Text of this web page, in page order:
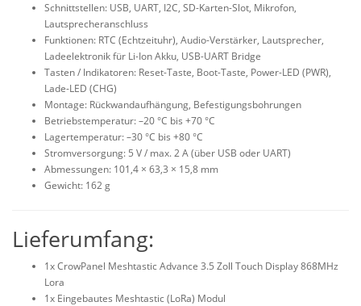
Schnittstellen: USB, UART, I2C, SD-Karten-Slot, Mikrofon,
Lautsprecheranschluss
Funktionen: RTC (Echtzeituhr), Audio-Verstärker, Lautsprecher,
Ladeelektronik für Li-Ion Akku, USB-UART Bridge
Tasten / Indikatoren: Reset-Taste, Boot-Taste, Power-LED (PWR),
Lade-LED (CHG)
Montage: Rückwandaufhängung, Befestigungsbohrungen
Betriebstemperatur:–20°C bis +70 °C
Lagertemperatur:–30°C bis +80 °C
Stromversorgung: 5 V / max. 2 A (über USB oder UART)
Abmessungen: 101,4 × 63,3 × 15,8 mm
Gewicht: 162 g
Lieferumfang:
1xCrowPanel MeshtasticAdvance 3.5 Zoll Touch Display 868MHz
Lora
1x Eingebautes Meshtastic(LoRa) Modul